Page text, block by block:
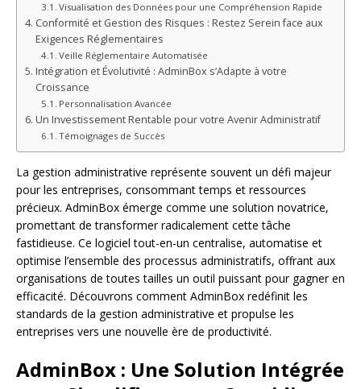
Visualisation des Données pour une Compréhension Rapide
Conformité et Gestion des Risques : Restez Serein face aux
Exigences Réglementaires
Veille Réglementaire Automatisée
Intégration et Évolutivité : AdminBox s’Adapte à votre
Croissance
Personnalisation Avancée
Un Investissement Rentable pour votre Avenir Administratif
Témoignages de Succès
La gestion administrative représente souvent un défi majeur
pour les entreprises, consommant temps et ressources
précieux. AdminBox émerge comme une solution novatrice,
promettant de transformer radicalement cette tâche
fastidieuse. Ce logiciel tout-en-un centralise, automatise et
optimise l’ensemble des processus administratifs, offrant aux
organisations de toutes tailles un outil puissant pour gagner en
efficacité. Découvrons comment AdminBox redéfinit les
standards de la gestion administrative et propulse les
entreprises vers une nouvelle ère de productivité.
AdminBox : Une Solution Intégrée